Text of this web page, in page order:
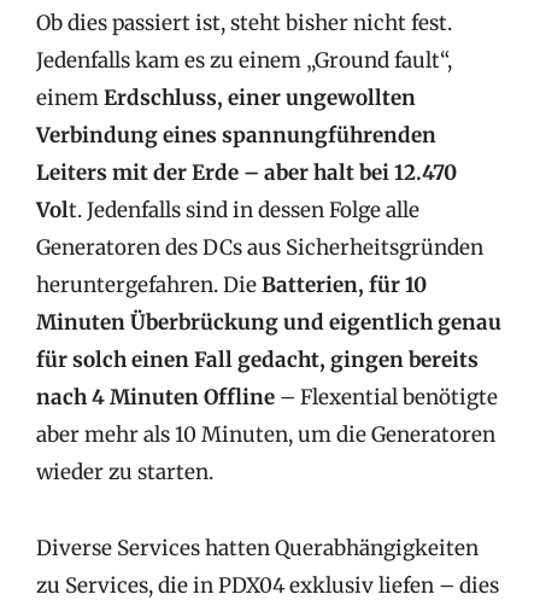
Ob dies passiert ist, steht bisher nicht fest.
Jedenfalls kam es zu einem „Ground fault“,
einemErdschluss, einerungewollten
Verbindung eines spannungführenden
Leiters mit der Erde – aber halt bei 12.470
Volt. Jedenfalls sind in dessen Folge alle
Generatoren des DCs aus Sicherheitsgründen
heruntergefahren. DieBatterien, für 10
Minuten Überbrückung und eigentlich genau
für solch einen Fall gedacht, gingen bereits
nach 4 Minuten Offline – Flexential benötigte
aber mehr als 10 Minuten, um die Generatoren
wieder zu starten.
Diverse Services hatten Querabhängigkeiten
zu Services, die in PDX04 exklusiv liefen – dies